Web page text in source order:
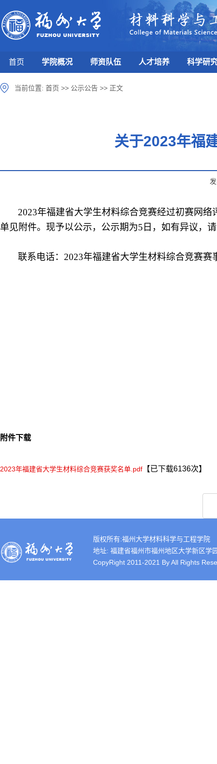
首页 学院概况 师资队伍 人才培养 科学研
当前位置: 首页 >> 公示公告 >> 正文
关于2023年福
2023年福建省大学生材料综合竞赛经过初赛网
单见附件。现予以公示，公示期为5日，如有异议，
联系电话： 2023年福建省大学生材料综合竞赛赛
附件下载
2023年福建省大学生材料综合竞赛获奖名单.pdf 【已下载6136次】
版权所有:福州大学材料科学与工程学院
地址: 福建省福州市福州地区大学新区
CopyRight 2011-2021 By All Rights